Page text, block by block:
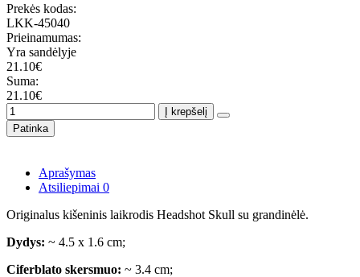
Prekės kodas:
LKK-45040
Prieinamumas:
Yra sandėlyje
21.10€
Suma:
21.10€
Į krepšelį
Patinka
Aprašymas
Atsiliepimai 0
Originalus kišeninis laikrodis Headshot Skull su grandinėlė.
Dydys: ~ 4.5 x 1.6 cm;
Ciferblato skersmuo: ~ 3.4 cm;